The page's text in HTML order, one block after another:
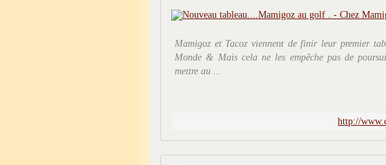
Mamigoz et Tacoz viennent de finir leur premier
Monde & Mais cela ne les empêche pas de
mettre au ...
http://